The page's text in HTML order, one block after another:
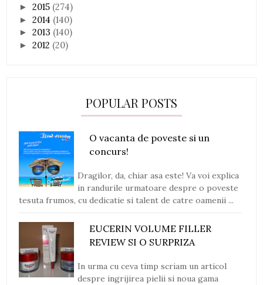
►2015 (274)
►2014 (140)
►2013 (140)
►2012 (20)
POPULAR POSTS
O vacanta de poveste si un
concurs!
Dragilor, da, chiar asa este! Va voi explica
in randurile urmatoare despre o poveste
tesuta frumos, cu dedicatie si talent de catre oamenii ...
EUCERIN VOLUME FILLER
REVIEW SI O SURPRIZA
In urma cu ceva timp scriam un articol
despre ingrijirea pielii si noua gama